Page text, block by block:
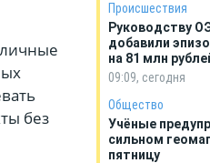
без
Происшествия
Руководству
добавили
на 81 млн
09:09, сегодня
Общество
Учёные
сильном
пятницу